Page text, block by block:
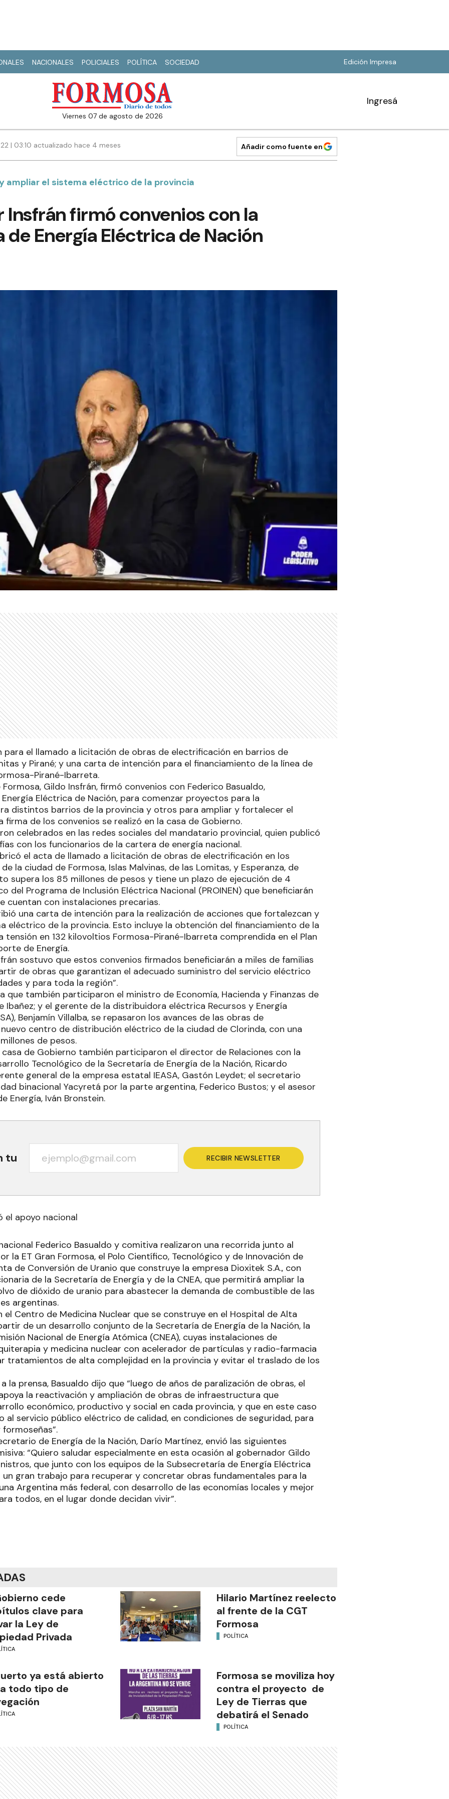
NACIONALES POLICIALES POLÍTICA SOCIEDAD Edición Impresa
viernes 07 de agosto de 2026
Ingresá
| 03:10 actualizado hace 4 meses Añadir como fuente en
ampliar el sistema eléctrico de la provincia
Insfrán firmó convenios con la
Energía Eléctrica de Nación
para el llamado a licitación de obras de electrificación en barrios de
y Pirané; y una carta de intención para el financiamiento de la línea de
Pirané-Ibarreta.
Gildo Insfrán, firmó convenios con Federico Basualdo,
Eléctrica de Nación, para comenzar proyectos para la
distintos barrios de la provincia y otros para ampliar y fortalecer el
firma de los convenios se realizó en la casa de Gobierno.
celebrados en las redes sociales del mandatario provincial, quien publicó
con los funcionarios de la cartera de energía nacional.
el acta de llamado a licitación de obras de electrificación en los
la ciudad de Formosa, Islas Malvinas, de las Lomitas, y Esperanza, de
supera los 85 millones de pesos y tiene un plazo de ejecución de 4
del Programa de Inclusión Eléctrica Nacional (PROINEN) que beneficiarán
cuentan con instalaciones precarias.
una carta de intención para la realización de acciones que fortalezcan y
eléctrico de la provincia. Esto incluye la obtención del financiamiento de la
tensión en 132 kilovoltios Formosa-Pirané-Ibarreta comprendida en el Plan
de Energía.
sostuvo que estos convenios firmados beneficiarán a miles de familias
de obras que garantizan el adecuado suministro del servicio eléctrico
y para toda la región”.
que también participaron el ministro de Economía, Hacienda y Finanzas de
Ibañez; y el gerente de la distribuidora eléctrica Recursos y Energía
Benjamín Villalba, se repasaron los avances de las obras de
centro de distribución eléctrico de la ciudad de Clorinda, con una
de pesos.
de Gobierno también participaron el director de Relaciones con la
Tecnológico de la Secretaría de Energía de la Nación, Ricardo
general de la empresa estatal IEASA, Gastón Leydet; el secretario
binacional Yacyretá por la parte argentina, Federico Bustos; y el asesor
Energía, Iván Bronstein.
tu RECIBIR NEWSLETTER
el apoyo nacional
Federico Basualdo y comitiva realizaron una recorrida junto al
la ET Gran Formosa, el Polo Científico, Tecnológico y de Innovación de
de Conversión de Uranio que construye la empresa Dioxitek S.A., con
de la Secretaría de Energía y de la CNEA, que permitirá ampliar la
de dióxido de uranio para abastecer la demanda de combustible de las
argentinas.
el Centro de Medicina Nuclear que se construye en el Hospital de Alta
de un desarrollo conjunto de la Secretaría de Energía de la Nación, la
Nacional de Energía Atómica (CNEA), cuyas instalaciones de
y medicina nuclear con acelerador de partículas y radio-farmacia
tratamientos de alta complejidad en la provincia y evitar el traslado de los
la prensa, Basualdo dijo que “luego de años de paralización de obras, el
la reactivación y ampliación de obras de infraestructura que
económico, productivo y social en cada provincia, y que en este caso
al servicio público eléctrico de calidad, en condiciones de seguridad, para
de Energía de la Nación, Darío Martínez, envió las siguientes
“Quiero saludar especialmente en esta ocasión al gobernador Gildo
que junto con los equipos de la Subsecretaría de Energía Eléctrica
un gran trabajo para recuperar y concretar obras fundamentales para la
Argentina más federal, con desarrollo de las economías locales y mejor
todos, en el lugar donde decidan vivir”.
cede
clave para
la Ley de
Privada
Hilario Martínez reelecto
al frente de la CGT
Formosa
POLÍTICA
ya está abierto
todo tipo de
Formosa se moviliza hoy
contra el proyecto de
Ley de Tierras que
debatirá el Senado
POLÍTICA